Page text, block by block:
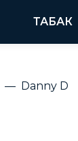
ТАБАК
Danny D